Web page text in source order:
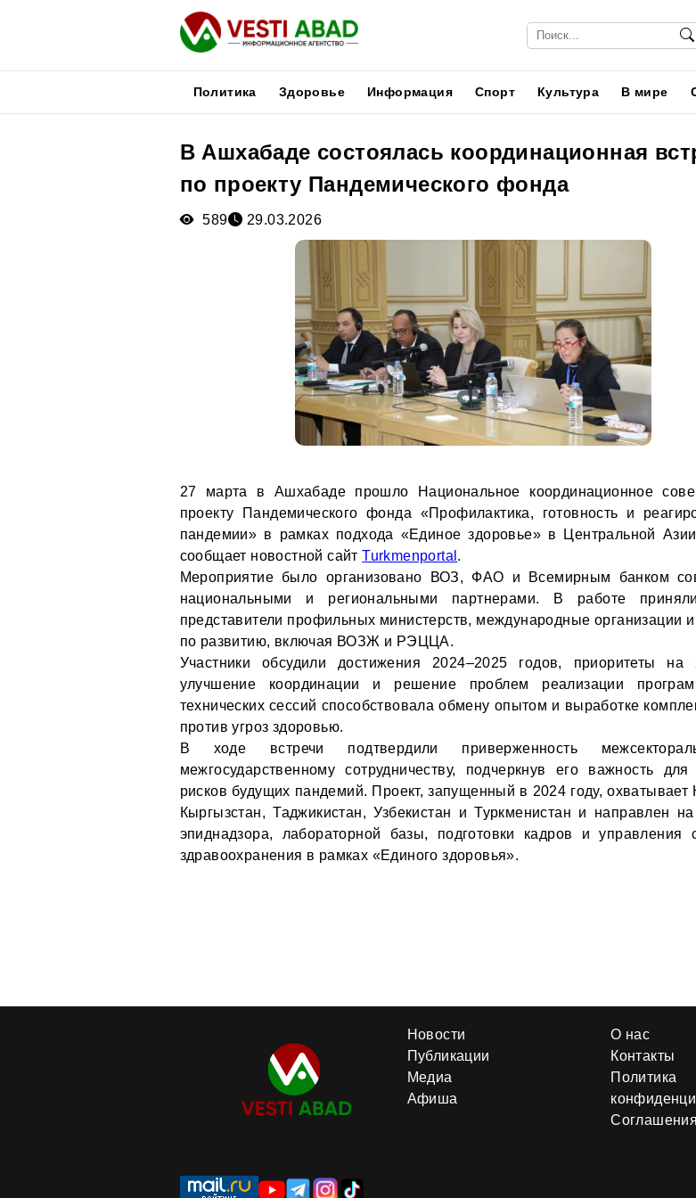
Политика Здоровье Информация Спорт Культура В мире
В Ашхабаде состоялась координационная
по проекту Пандемического фонда
589 29.03.2026
27 марта в Ашхабаде прошло Национальное координационное
проекту Пандемического фонда «Профилактика, готовность и
пандемии» в рамках подхода «Единое здоровье» в Центральной
сообщает новостной сайтTurkmenportal .
Мероприятие было организовано ВОЗ, ФАО и Всемирным банком
национальными и региональными партнерами. В работе
представители профильных министерств, международные организации
по развитию, включая ВОЗЖ и РЭЦЦА.
Участники обсудили достижения 2024–2025 годов, приоритеты на
улучшение координации и решение проблем реализации
технических сессий способствовала обмену опытом и выработке
против угроз здоровью.
В ходе встречи подтвердили приверженность
межгосударственному сотрудничеству, подчеркнув его важность
рисков будущих пандемий. Проект, запущенный в 2024 году, охватывает
Кыргызстан, Таджикистан, Узбекистан и Туркменистан и направлен
эпиднадзора, лабораторной базы, подготовки кадров и управления
здравоохранения в рамках «Единого здоровья».
Новости
Публикации
Медиа
Афиша
О нас
Контакты
Политика